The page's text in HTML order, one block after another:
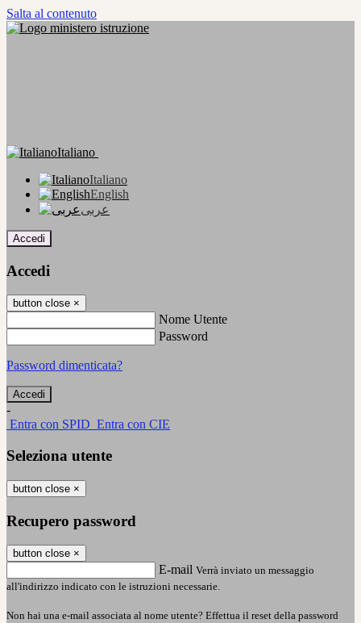
Salta al contenuto
Italiano
Italiano
English
عربى
Accedi
Accedi
button close ×
Nome Utente
Password
Password dimenticata?
-
Entra con SPID Entra con CIE
Seleziona utente
button close ×
Recupero password
button close ×
E-mail Verrà inviato un messaggio
all'indirizzo indicato con le istruzioni necessarie.
Non hai una e-mail associata al nome utente? Effettua il reset della password